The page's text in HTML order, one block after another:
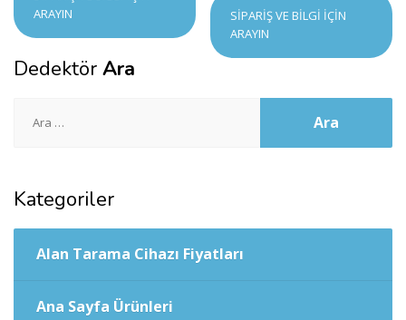
ARAYIN
SIPARIŞ VE BILGI İÇIN
ARAYIN
Dedektör Ara
Kategoriler
Alan Tarama Cihazı Fiyatları
Ana Sayfa Ürünleri